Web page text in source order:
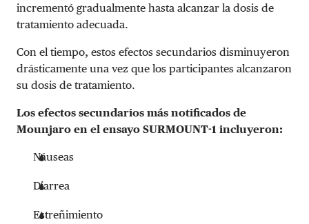
incrementó gradualmente hasta alcanzar la dosis de
tratamiento adecuada.
Con el tiempo, estos efectos secundarios disminuyeron
drásticamente una vez que los participantes alcanzaron
su dosis de tratamiento.
Los efectos secundarios más notificados de
Mounjaro en el ensayo SURMOUNT-1 incluyeron:
Náuseas
Diarrea
Estreñimiento